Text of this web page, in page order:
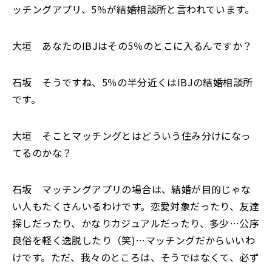
ッチングアプリ、5％が結婚相談所と言われています。
大垣 あなたのIBJはその5％のとこに入るんですか？
石坂 そうですね、5％の半分近くはIBJの結婚相談所
です。
大垣 そことマッチングとはどういう住み分けになっ
てるのかな？
石坂 マッチングアプリの場合は、結婚が目的じゃな
い人もたくさんいるわけです。恋愛対象だったり、友達
探しだったり、かなりカジュアルだったり、多少…公序
良俗を軽く逸脱したり（笑)…マッチングだからいいわ
けです。ただ、我々のところは、そうではなくて、必ず